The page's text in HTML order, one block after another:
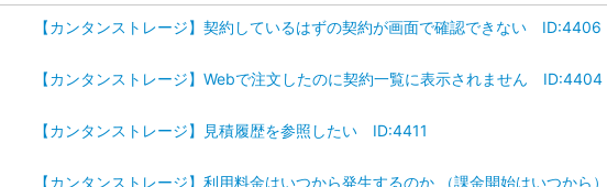
【カンタンストレージ】契約しているはずの契約が画面で確認できない ID:4406
【カンタンストレージ】Webで注文したのに契約一覧に表示されません ID:4404
【カンタンストレージ】見積履歴を参照したい ID:4411
【カンタンストレージ】利用料金はいつから発生するのか （課金開始はいつか